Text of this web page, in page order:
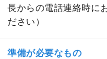
長からの電話連絡時に
ださい）
準備が必要なもの